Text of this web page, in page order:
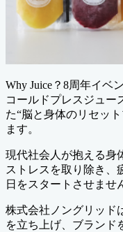
Why Juice？8周年イベ
コールドプレスジュー
た“脳と身体のリセッ
ます。
現代社会人が抱える身
ストレスを取り除き、
日をスタートさせませ
株式会社ノングリッド
を立ち上げ、ブランド